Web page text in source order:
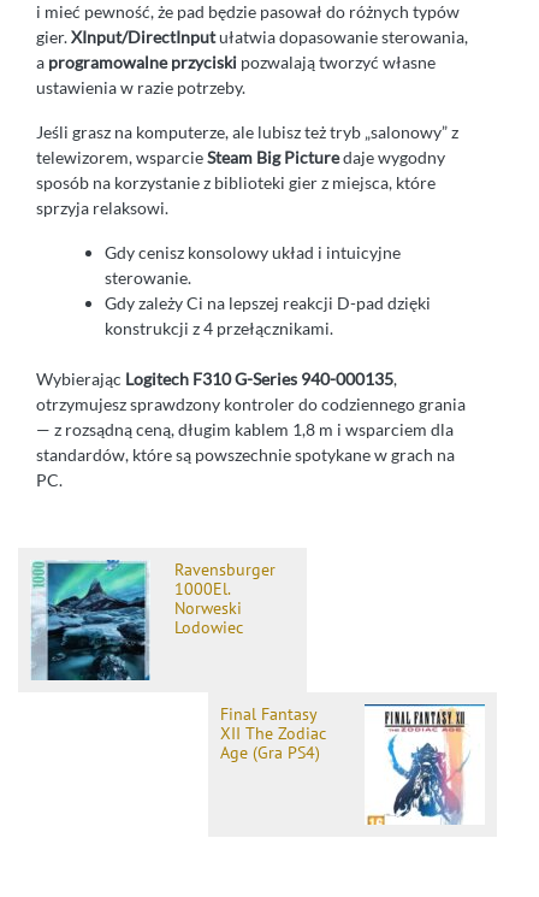
i mieć pewność, że pad będzie pasował do różnych typów
gier.XInput/DirectInputułatwia dopasowanie sterowania,
a programowalne przyciski pozwalają tworzyć własne
ustawienia w razie potrzeby.
Jeśli grasz na komputerze, ale lubisz też tryb „salonowy” z
telewizorem, wsparcieSteam Big Picturedaje wygodny
sposób na korzystanie z biblioteki gier z miejsca, które
sprzyja relaksowi.
Gdy cenisz konsolowy układ i intuicyjne
sterowanie.
Gdy zależy Ci na lepszej reakcji D-pad dzięki
konstrukcji z 4 przełącznikami.
Wybierając Logitech F310 G-Series 940-000135,
otrzymujesz sprawdzony kontroler do codziennego grania
— z rozsądną ceną, długim kablem 1,8 m i wsparciem dla
standardów, które są powszechnie spotykane w grach na
PC.
Ravensburger
1000El.
Norweski
Lodowiec
Final Fantasy
XII The Zodiac
Age (Gra PS4)